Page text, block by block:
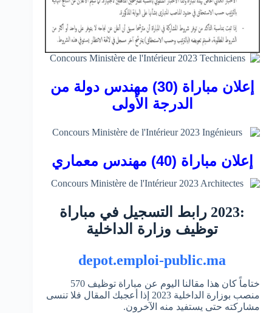
إعلان مباراة (30) مهندس دولة من
الدرجة الأولى
إعلان مباراة (40) مهندس معماري
:2023
رابط التسجيل في مباراة
توظيف وزارة الداخلية
depot.emploi-public.ma
ختاماً كان هذا مقالنا اليوم عن مباراة توظيف 570
منصب بوزارة الداخلية 2023 إذا أعجبك المقال فلا تنسى
مشاركته حتى يستفيد منه الآخرون.